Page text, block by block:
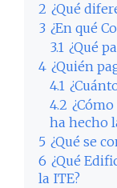
2 ¿Qué
3 ¿En qué
3.1 ¿Qué
4 ¿Quién
4.1
4.2
ha hecho
5 ¿Qué se
6 ¿Qué
la ITE?